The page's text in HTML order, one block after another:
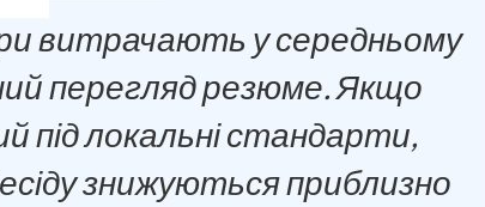
витрачають у середньому
перегляд резюме. Якщо
під локальні стандарти,
знижуються приблизно